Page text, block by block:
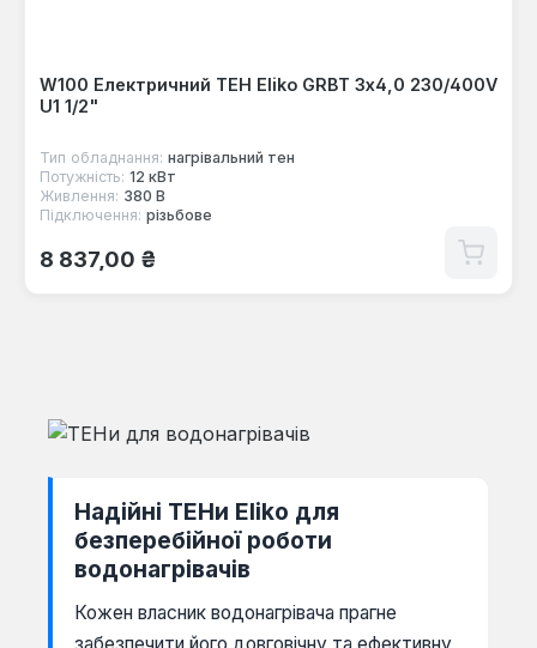
W100 Електричний ТЕН Eliko GRBT 3x4,0 230/400V
U1 1/2"
Тип обладнання: нагрівальний тен
Потужність: 12 кВт
Живлення: 380 В
Підключення: різьбове
Звичайна ціна:
8 837,00 ₴
Надійні ТЕНи Eliko для
безперебійної роботи
водонагрівачів
Кожен власник водонагрівача прагне